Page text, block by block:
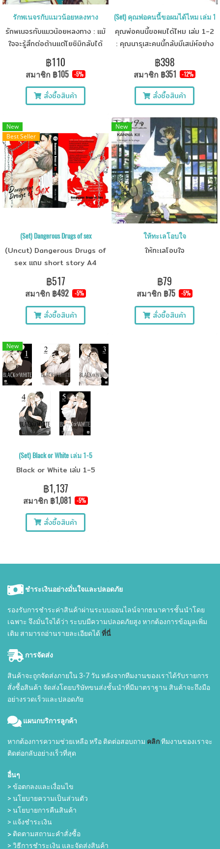
รักพเนจรกับแมวน้อยหลงทาง
รักพเนจรกับแมวน้อยหลงทาง : แม้
ใจจะรู้สึกต่อต้านแต่โยชิมิกลับได้
รับคำสั่งจากหัวหน้าบรรณาธิการให้
เป็นคนคอยเฝ้าดูแลอยู่ใต้ชายคา
เดียวกัน!?
฿110
สมาชิก ฿105 -5%
สั่งซื้อสินค้า
(Set) คุณพ่อคนนี้ขอผมได้ไหม เล่ม 1-
คุณพ่อคนนี้ขอผมได้ไหม เล่ม 1-2
: คุณนารุเสะคนนี้กลับมีเสน่ห์อย่าง
ประหลาด อาสึมะพยายามจะหาทาง
จดจ่อกับงานแต่เมื่อรู้สึกได้ว่าคุณ
นารุเสะกำลังรู้สึกไม่เพียงพอ
฿398
สมาชิก ฿351 -12%
สั่งซื้อสินค้า
New
Best Seller
(Set) Dangerous Drugs of sex
(Uncut) Dangerous Drugs of
sex แถม short story A4
฿517
สมาชิก ฿492 -5%
สั่งซื้อสินค้า
New
ให้ทะเลโอบใจ
ให้ทะเลโอบใจ
฿79
สมาชิก ฿75 -5%
สั่งซื้อสินค้า
New
(Set) Black or White เล่ม 1-5
Black or White เล่ม 1-5
฿1,137
สมาชิก ฿1,081 -5%
สั่งซื้อสินค้า
ชำระเงินอย่างมั่นใจและปลอดภัย
รองรับการชำระค่าสินค้าผ่านระบบออนไลน์จากธนาคารชั้นนำโดย
เฉพาะ จึงมั่นใจได้ว่า ระบบมีความปลอดภัยสูง หากต้องการข้อมูลเพิ่ม
เติม สามารถอ่านรายละเอียดได้ ที่นี่
การจัดส่ง
สินค้าจะถูกจัดส่งภายใน 3-7 วัน หลังจากทีมงานของเราได้รับรายการ
สั่งซื้อสินค้า จัดส่งโดยบริษัทขนส่งชั้นนำที่มีมาตราฐาน สินค้าจะถึงมือ
อย่างรวดเร็วและปลอดภัย
แผนกบริการลูกค้า
หากต้องการความช่วยเหลือ หรือ ติดต่อสอบถาม คลิกทีมงานของเราจะ
ติดต่อกลับอย่างเร็วที่สุด
อื่นๆ
> ข้อตกลงและเงื่อนไข
> นโยบายความเป็นส่วนตัว
> นโยบายการคืนสินค้า
> แจ้งชำระเงิน
> ติดตามสถานะคำสั่งซื้อ
> วิธีการชำระเงิน และจัดส่งสินค้า